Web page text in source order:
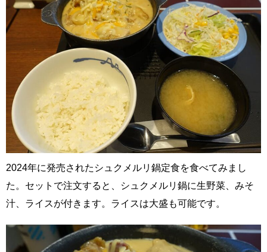
2024年に発売されたシュクメルリ鍋定食を食べてみまし
た。セットで注文すると、シュクメルリ鍋に生野菜、みそ
汁、ライスが付きます。ライスは大盛も可能です。